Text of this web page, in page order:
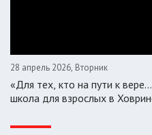
28 апрель 2026, Вторник
«Для тех, кто на пути к
школа для взрослых в